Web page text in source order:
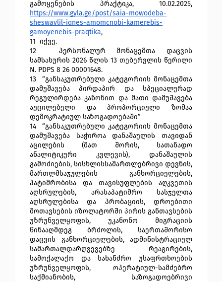
https://www.gyla.ge/post/saia-mowodeba-
sheswavlil-iqnes-amomcnobi-kamerebis-
gamoyenebis-praqtika,
11 იქვე.
12
პერსონალურ მონაცემთა დაცვის
სამსახურის 2026 წლის 13 თებერვლის წერილი
N. PDPS 8 26 00001648.
13
“განსაკუთრებული კატეგორიის მონაცემთა
დამუშავება პირდაპირ და სპეციალურად
რეგულირდება კანონით და მათი დამუშავება
აუცილებელი და პროპორციული ზომაა
დემოკრატიულ საზოგადოებაში”
14
“განსაკუთრებული კატეგორიის მონაცემთა
დამუშავება საჭიროა დანაშაულის თავიდან
აცილების (მათ შორის, სათანადო
ანალიტიკური კვლევის), დანაშაულის
გამოძიების, სისხლისსამართლებრივი დევნის,
მართლმსაჯულების განხორციელების,
პატიმრობისა და თავისუფლების აღკვეთის
აღსრულების, არასაპატიმრო სასჯელთა
აღსრულებისა და პრობაციის, დროებითი
მოთავსების იზოლატორში პირის განთავსების
უზრუნველყოფის, უკანონო მიგრაციის
წინააღმდეგ ბრძოლის, საერთაშორისო
დაცვის განხორციელების, ადმინისტრაციულ
სამართალდარღვევებზე რეაგირების,
სამოქალაქო და სახანძრო უსაფრთხოების
უზრუნველყოფის, ოპერატიულ-სამძებრო
საქმიანობის, საზოგადოებრივი